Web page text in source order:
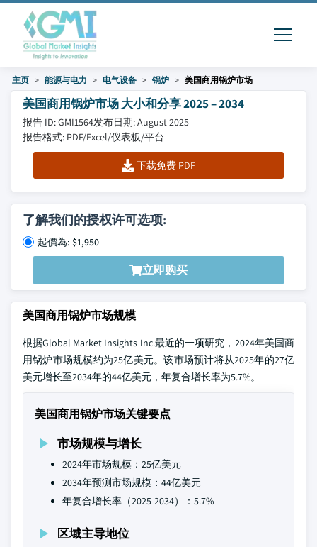
主页 能源与电力 电气设备 锅炉 美国商用锅炉市场
美国商用锅炉市场 大小和分享 2025 – 2034
报告 ID: GMI1564发布日期: August 2025
报告格式: PDF/Excel/仪表板/平台
下载免费 PDF
了解我们的授权许可选项:
起價為: $1,950
立即购买
美国商用锅炉市场规模
根据Global Market Insights Inc.最近的一项研究，2024年美国商
用锅炉市场规模约为25亿美元。该市场预计将从2025年的27亿
美元增长至2034年的44亿美元，年复合增长率为5.7%。
美国商用锅炉市场关键要点
市场规模与增长
2024年市场规模：25亿美元
2034年预测市场规模：44亿美元
年复合增长率（2025-2034）：5.7%
区域主导地位